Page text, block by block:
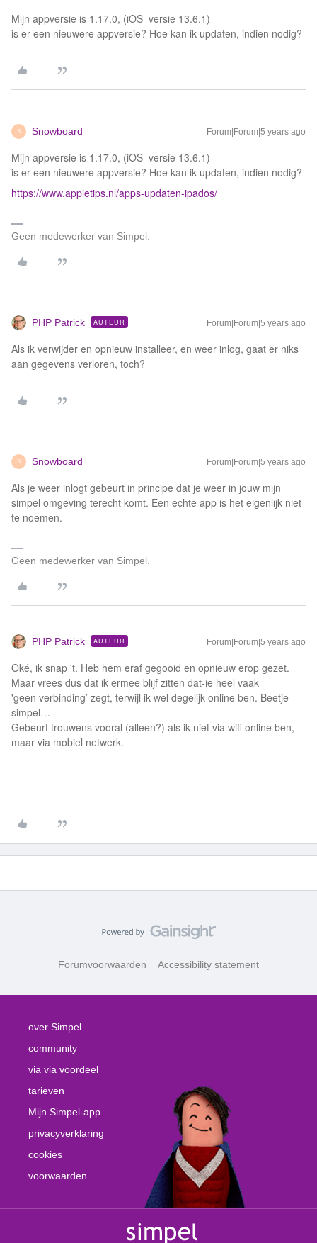
Mijn appversie is 1.17.0, (iOS versie 13.6.1)
is er een nieuwere appversie? Hoe kan ik updaten, indien nodig?
S Snowboard Forum|Forum|5 years ago
Mijn appversie is 1.17.0, (iOS versie 13.6.1)
is er een nieuwere appversie? Hoe kan ik updaten, indien nodig?
https://www.appletips.nl/apps-updaten-ipados/
Geen medewerker van Simpel.
PHP Patrick AUTEUR Forum|Forum|5 years ago
Als ik verwijder en opnieuw installeer, en weer inlog, gaat er niks
aan gegevens verloren, toch?
S Snowboard Forum|Forum|5 years ago
Als je weer inlogt gebeurt in principe dat je weer in jouw mijn
simpel omgeving terecht komt. Een echte app is het eigenlijk niet
te noemen.
Geen medewerker van Simpel.
PHP Patrick AUTEUR Forum|Forum|5 years ago
Oké, ik snap 't. Heb hem eraf gegooid en opnieuw erop gezet.
Maar vrees dus dat ik ermee blijf zitten dat-ie heel vaak
'geen verbinding’ zegt, terwijl ik wel degelijk online ben. Beetje
simpel…
Gebeurt trouwens vooral (alleen?) als ik niet via wifi online ben,
maar via mobiel netwerk.
Forumvoorwaarden Accessibility statement
over Simpel
community
via via voordeel
tarieven
Mijn Simpel-app
privacyverklaring
cookies
voorwaarden